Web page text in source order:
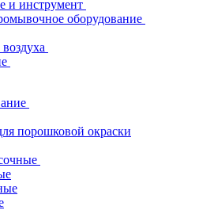
и инструмент
оборудование
порошковой окраски